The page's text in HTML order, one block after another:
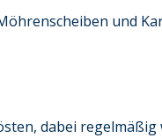
und
dabei regelmäßig